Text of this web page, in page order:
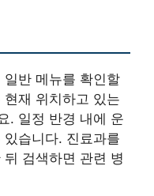
반 메뉴를 확인할
재 위치하고 있는
. 일정 반경 내에 운
습니다. 진료과를
검색하면 관련 병